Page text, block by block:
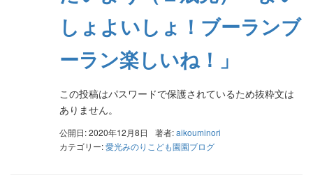
しょよいしょ！ブーランブ
ーラン楽しいね！」
この投稿はパスワードで保護されているため抜粋文は
ありません。
公開日: 2020年12月8日 著者:aikouminori
カテゴリー:愛光みのりこども園園ブログ